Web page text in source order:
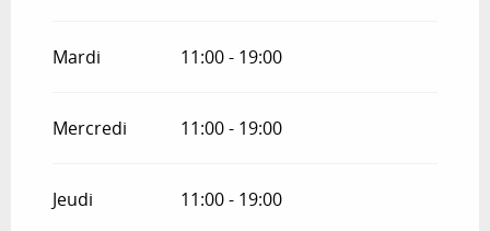
Mardi 11:00 - 19:00
Mercredi 11:00 - 19:00
Jeudi 11:00 - 19:00